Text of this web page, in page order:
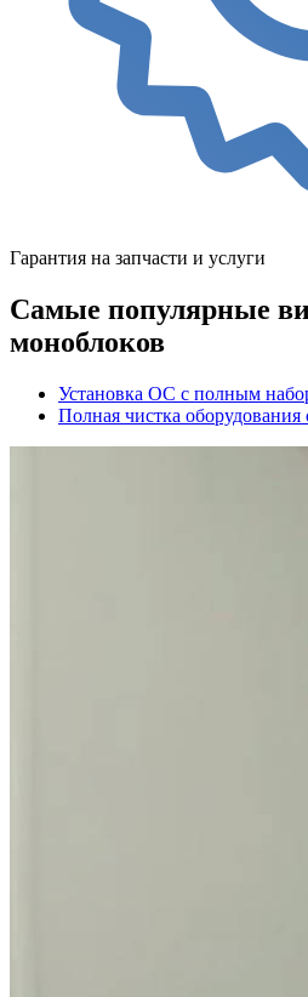
Гарантия на запчасти и услуги
Самые популярные
моноблоков
Установка ОС с полным
Полная чистка